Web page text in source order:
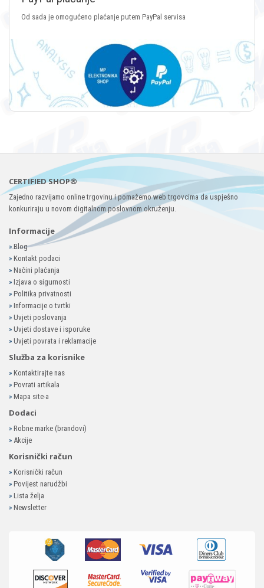
putem PayPal servisa
CERTIFIED SHOP®
Zajedno razvijamo online trgovinu i pomažemo web trgovcima da uspješno
konkuriraju u novom digitalnom poslovnom okruženju.
Informacije
»Blog
» Kontakt podaci
» Načini plaćanja
» Izjava o sigurnosti
» Politika privatnosti
» Informacije o tvrtki
» Uvjeti poslovanja
» Uvjeti dostave i isporuke
» Uvjeti povrata i reklamacije
Služba za korisnike
» Kontaktirajte nas
» Povrati artikala
» Mapa site-a
Dodaci
» Robne marke (brandovi)
» Akcije
Korisnički račun
» Korisnički račun
» Povijest narudžbi
» Lista želja
» Newsletter